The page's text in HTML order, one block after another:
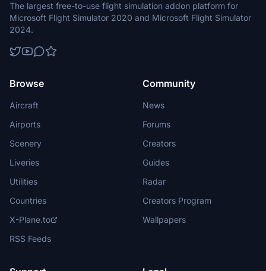
The largest free-to-use flight simulation addon platform for
Microsoft Flight Simulator 2020 and Microsoft Flight Simulator
2024.
Browse
Aircraft
Airports
Scenery
Liveries
Utilities
Countries
X-Plane.to
RSS Feeds
Community
News
Forums
Creators
Guides
Radar
Creators Program
Wallpapers